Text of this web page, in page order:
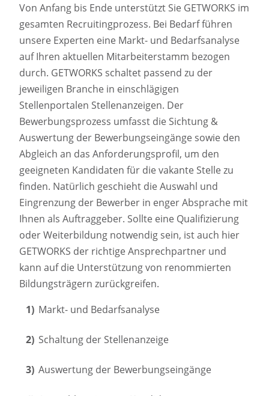
Von Anfang bis Ende unterstützt Sie GETWORKS im
gesamten Recruitingprozess. Bei Bedarf führen
unsere Experten eine Markt- und Bedarfsanalyse
auf Ihren aktuellen Mitarbeiterstamm bezogen
durch. GETWORKS schaltet passend zu der
jeweiligen Branche in einschlägigen
Stellenportalen Stellenanzeigen. Der
Bewerbungsprozess umfasst die Sichtung &
Auswertung der Bewerbungseingänge sowie den
Abgleich an das Anforderungsprofil, um den
geeigneten Kandidaten für die vakante Stelle zu
finden. Natürlich geschieht die Auswahl und
Eingrenzung der Bewerber in enger Absprache mit
Ihnen als Auftraggeber. Sollte eine Qualifizierung
oder Weiterbildung notwendig sein, ist auch hier
GETWORKS der richtige Ansprechpartner und
kann auf die Unterstützung von renommierten
Bildungsträgern zurückgreifen.
Markt- und Bedarfsanalyse
Schaltung der Stellenanzeige
Auswertung der Bewerbungseingänge